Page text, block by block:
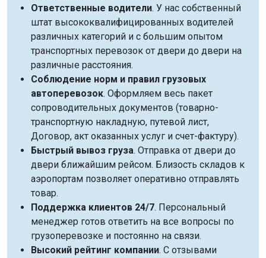
Ответственные водители. У нас собственный
штат высококвалифицированных водителей
различных категорий и с большим опытом
транспортных перевозок от двери до двери на
различные расстояния.
Соблюдение норм и правил грузовых
автоперевозок. Оформляем весь пакет
сопроводительных документов (товарно-
транспортную накладную, путевой лист,
Договор, акт оказанных услуг и счет-фактуру).
Быстрый вывоз груза. Отправка от двери до
двери ближайшим рейсом. Близость складов к
аэропортам позволяет оперативно отправлять
товар.
Поддержка клиентов 24/7. Персональный
менеджер готов ответить на все вопросы по
грузоперевозке и постоянно на связи.
Высокий рейтинг компании. С отзывами